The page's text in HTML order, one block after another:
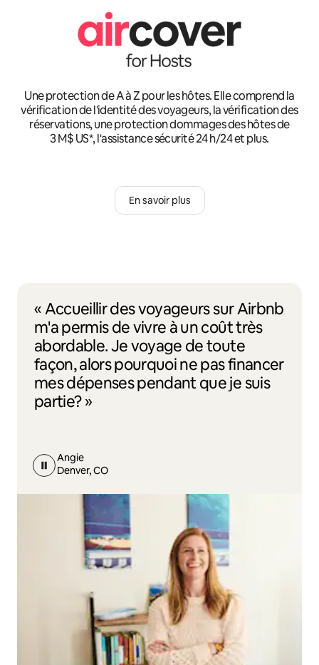
Une protection de A à Z pour les hôtes. Elle comprend la
vérification de l'identité des voyageurs, la vérification des
réservations, une protection dommages des hôtes de
3 M$ US*, l'assistance sécurité 24 h/24 et plus.
En savoir plus
« Accueillir des voyageurs sur Airbnb
m'a permis de vivre à un coût très
abordable. Je voyage de toute
façon, alors pourquoi ne pas financer
mes dépenses pendant que je suis
partie? »
Angie
Denver, CO